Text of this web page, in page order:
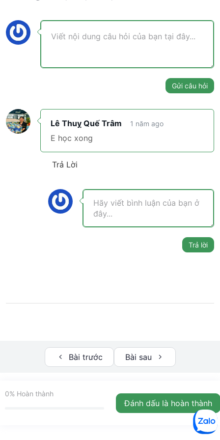
Nhiệm vụ 3: 3 chiến lược làm ít hơn,
được nhiều hơn
Nhiệm vụ 4: 4 bí quyết đánh bại sự trì
0/10
10 bước x5 hiệu quả
0/12
Nhiệm vụ 6: 3 Bí quyết “Hack” time – Để
làm 1 năm thu nhập cao hơn 6 năm (với
cùng thời gian hao phí như nhau)
0/7
Bài kiểm tra cuối khóa 0/1
Gửi câu hỏi
Lê Thuỵ Quế Trâm 1 năm ago
E học xong
Trả Lời
Trả lời
Bài trước Bài sau
0% Hoàn thành
Đánh dấu là hoàn thành